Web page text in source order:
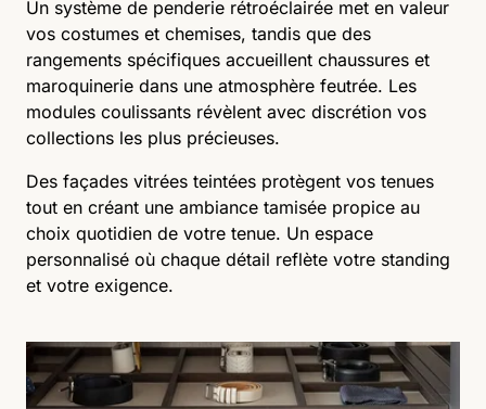
Un système de penderie rétroéclairée met en valeur
vos costumes et chemises, tandis que des
rangements spécifiques accueillent chaussures et
maroquinerie dans une atmosphère feutrée. Les
modules coulissants révèlent avec discrétion vos
collections les plus précieuses.
Des façades vitrées teintées protègent vos tenues
tout en créant une ambiance tamisée propice au
choix quotidien de votre tenue. Un espace
personnalisé où chaque détail reflète votre standing
et votre exigence.